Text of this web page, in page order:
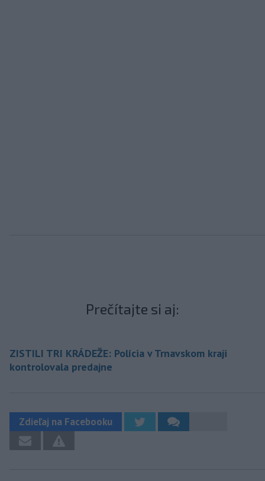
Prečítajte si aj:
ZISTILI TRI KRÁDEŽE: Polícia v Trnavskom kraji
kontrolovala predajne
Zdieľaj na Facebooku